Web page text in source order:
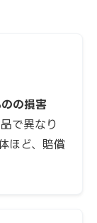
の損害
で異なり
ほど、賠償